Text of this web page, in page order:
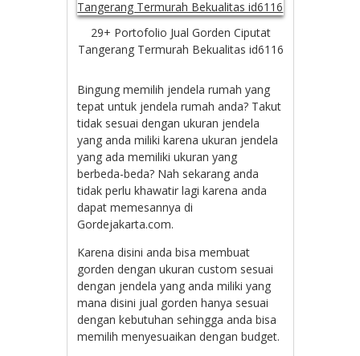
29+ Portofolio Jual Gorden Ciputat
Tangerang Termurah Bekualitas id6116
Bingung memilih jendela rumah yang
tepat untuk jendela rumah anda? Takut
tidak sesuai dengan ukuran jendela
yang anda miliki karena ukuran jendela
yang ada memiliki ukuran yang
berbeda-beda? Nah sekarang anda
tidak perlu khawatir lagi karena anda
dapat memesannya di
Gordejakarta.com.
Karena disini anda bisa membuat
gorden dengan ukuran custom sesuai
dengan jendela yang anda miliki yang
mana disini jual gorden hanya sesuai
dengan kebutuhan sehingga anda bisa
memilih menyesuaikan dengan budget.